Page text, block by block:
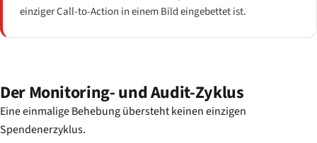
einziger Call-to-Action in einem Bild eingebettet ist.
Der Monitoring- und Audit-Zyklus
Eine einmalige Behebung übersteht keinen einzigen
Spendenerzyklus.